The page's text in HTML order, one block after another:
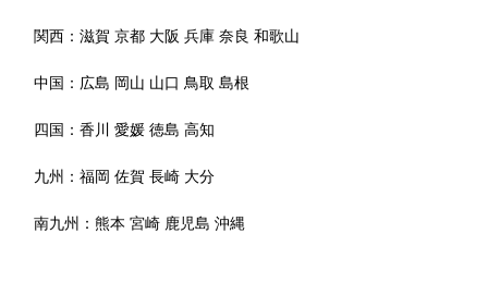
関西：滋賀 京都 大阪 兵庫 奈良 和歌山
中国： 広島 岡山 山口 鳥取 島根
四国：香川 愛媛 徳島 高知
九州：福岡 佐賀 長崎 大分
南九州：熊本 宮崎 鹿児島 沖縄